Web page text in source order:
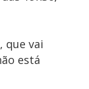
que vai
está